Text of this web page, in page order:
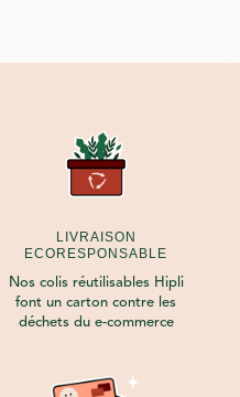
LIVRAISON
ECORESPONSABLE
Nos colis réutilisables Hipli
font un carton contre les
déchets du e-commerce